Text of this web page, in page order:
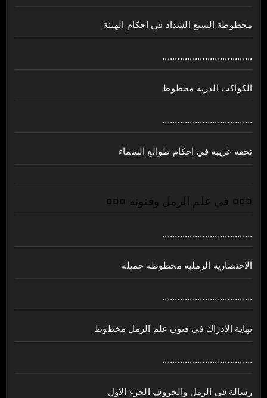
مخطوطة السبع الشداد في احكام الهيئة
....................................
الكواكب الدرية مخطوط
....................................
تحفه غريبه في احكام طوالع السماء
¤¤¤ في علم الرمل وفنونه ¤¤¤
....................................
الاختصارية الرملية مخطوطة جميلة
....................................
نهاية الادراك في فنون علم الرمل مخطوط
....................................
رسالة في الرمل والحروف الجزء الاول